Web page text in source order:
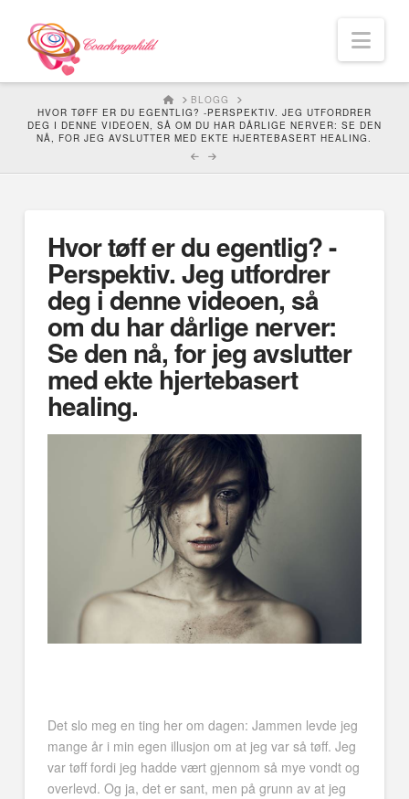
HOMEBLOGG
HVOR TØFF ER DU EGENTLIG? -PERSPEKTIV. JEG UTFORDRER
DEG I DENNE VIDEOEN, SÅ OM DU HAR DÅRLIGE NERVER: SE DEN
NÅ, FOR JEG AVSLUTTER MED EKTE HJERTEBASERT HEALING.
Hvor tøff er du egentlig? -
Perspektiv. Jeg utfordrer
deg i denne videoen, så
om du har dårlige nerver:
Se den nå, for jeg avslutter
med ekte hjertebasert
healing.
Det slo meg en ting her om dagen: Jammen levde jeg
mange år i min egen illusjon om at jeg var så tøff. Jeg
var tøff fordi jeg hadde vært gjennom så mye vondt og
overlevd. Og ja, det er sant, men på grunn av at jeg